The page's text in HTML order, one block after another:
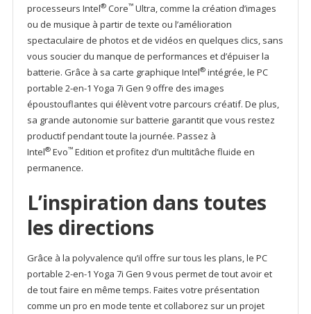
processeurs Intel®Core™Ultra, comme la création d’images
ou de musique à partir de texte ou l’amélioration
spectaculaire de photos et de vidéos en quelques clics, sans
vous soucier du manque de performances et d’épuiser la
batterie. Grâce à sa carte graphique Intel®intégrée, le PC
portable 2-en-1 Yoga 7i Gen 9 offre des images
époustouflantes qui élèvent votre parcours créatif. De plus,
sa grande autonomie sur batterie garantit que vous restez
productif pendant toute la journée. Passez à
Intel®Evo™Edition et profitez d’un multitâche fluide en
permanence.
L’inspiration dans toutes
les directions
Grâce à la polyvalence qu’il offre sur tous les plans, le PC
portable 2-en-1 Yoga 7i Gen 9 vous permet de tout avoir et
de tout faire en même temps. Faites votre présentation
comme un pro en mode tente et collaborez sur un projet